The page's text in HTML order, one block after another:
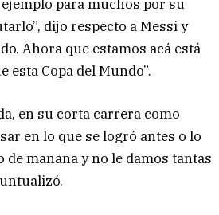
para muchos por su
dijo respecto a Messi y
Ahora que estamos acá está
Copa del Mundo”.
en su corta carrera como
en lo que se logró antes o lo
mañana y no le damos tantas